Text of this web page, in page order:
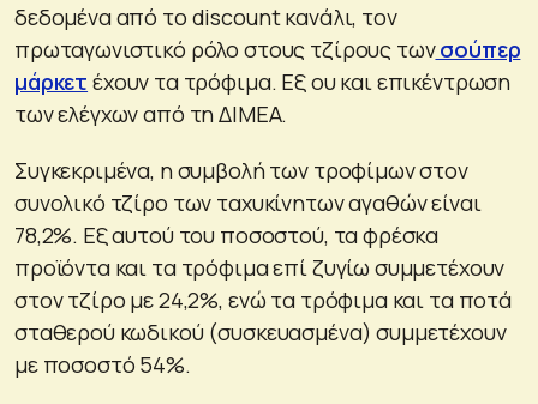
δεδομένα από το discount κανάλι, τον
πρωταγωνιστικό ρόλο στους τζίρους τωνσούπερ
μάρκετ έχουν τα τρόφιμα. Εξ ου και επικέντρωση
των ελέγχων από τη ΔΙΜΕΑ.
Συγκεκριμένα, η συμβολή των τροφίμων στον
συνολικό τζίρο των ταχυκίνητων αγαθών είναι
78,2%. Εξ αυτού του ποσοστού, τα φρέσκα
προϊόντα και τα τρόφιμα επί ζυγίω συμμετέχουν
στον τζίρο με 24,2%, ενώ τα τρόφιμα και τα ποτά
σταθερού κωδικού (συσκευασμένα) συμμετέχουν
με ποσοστό 54%.